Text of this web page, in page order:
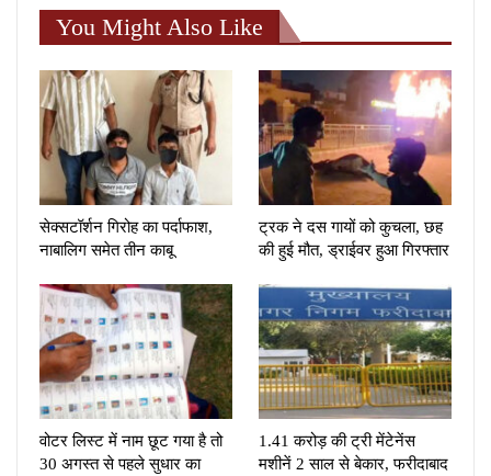
You Might Also Like
सेक्सटॉर्शन गिरोह का पर्दाफाश,
नाबालिग समेत तीन काबू
ट्रक ने दस गायों को कुचला, छह
की हुई मौत, ड्राईवर हुआ गिरफ्तार
वोटर लिस्ट में नाम छूट गया है तो
30 अगस्त से पहले सुधार का
1.41 करोड़ की ट्री मेंटेनेंस
मशीनें 2 साल से बेकार, फरीदाबाद